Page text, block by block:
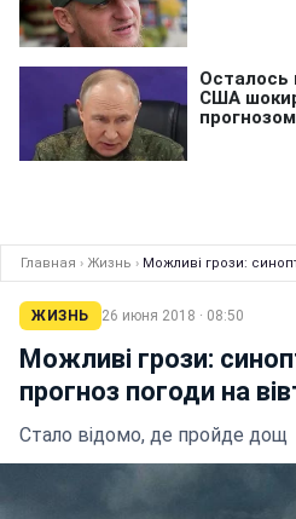
Главная › Жизнь › Можливі грози:
ЖИЗНЬ 26 июня 2018 · 08:50
Можливі грози:
прогноз погоди на
Стало відомо, де пройде дощ